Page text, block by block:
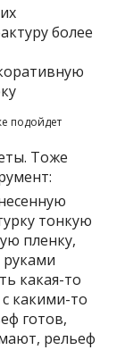
более
подойдет
Тоже
тонкую
пленку,
какая-то
какими-то
готов,
рельеф